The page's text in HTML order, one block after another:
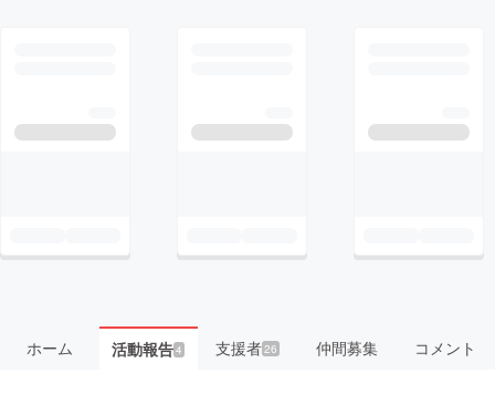
ホーム 活動報告4 支援者 26 仲間募集 コメント